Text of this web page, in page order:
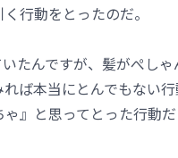
行動をとったのだ。
たんですが、髪がぺし
ば本当にとんでもない
』と思ってとった行動だ